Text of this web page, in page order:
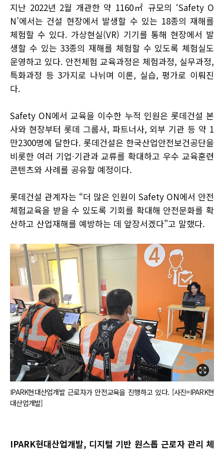
지난 2022년 2월 개관한 약 1160㎡ 규모의 ‘Safety O
N’에서는 건설 현장에서 발생할 수 있는 18종의 재해를
체험할 수 있다. 가상현실(VR) 기기를 통해 현장에서 발
생할 수 있는 33종의 재해를 체험할 수 있도록 체험실도
운영하고 있다. 안전체험 교육과정은 체험과정, 실무과정,
특화과정 등 3가지로 나뉘며 이론, 실습, 평가로 이뤄진
다.
Safety ON에서 교육을 이수한 누적 인원은 롯데건설 본
사와 현장부터 롯데 그룹사, 파트너사, 외부 기관 등 약 1
만2300명에 달한다. 롯데건설은 한국산업안전보건공단을
비롯한 여러 기업∙기관과 교류를 확대하고 우수 교육훈련
콘텐츠와 사례를 공유할 예정이다.
롯데건설 관계자는 “더 많은 인원이 Safety ON에서 안전
체험교육을 받을 수 있도록 기회를 확대해 안전문화를 확
산하고 산업재해를 예방하는 데 앞장서겠다”고 말했다.
IPARK현대산업개발 근로자가 안전교육을 진행하고 있다. [사진=IPARK현
대산업개발]
IPARK현대산업개발, 디지털 기반 원스톱 근로자 관리 체